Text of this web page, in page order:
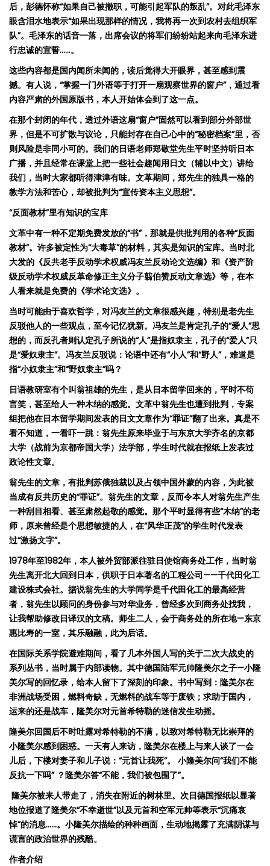
后，彭德怀称“如果自己被撤职，可能引起军队的叛乱”。对此毛泽东
眼含泪水地表示“如果出现那样的情况，我将再一次到农村去组织军
队”。毛泽东的话音一落，出席会议的将军们纷纷站起来向毛泽东进
行忠诚的宣誓……。
这些内容都是国内闻所未闻的，读后觉得大开眼界，甚至感到震
撼。有人说， “掌握一门外语等于打开一扇观察世界的窗户”，通过看
内容严肃的外国原版书，本人开始体会到了这一点。
在那个封闭的年代，透过外语这扇“窗户”固然可以看到部分外部世
界，但是不可扩散与议论，只能封存在自己心中的“秘密档案”里，否
则风险是非同小可的。我们的日语老师郑敬堂先生平时坚持听日本
广播，并且经常在课堂上把一些社会趣闻用日文（辅以中文）讲给
我们，当时大家都听得津津有味。文革期间，郑先生的独具一格的
教学方法和苦心，却被批判为“宣传资本主义思想”。
“反面教材”里有知识的宝库
文革中有一种不定期免费发放的“书”，那就是供批判用的各种“反面
教材”。许多被定性为“大毒草”的材料，其实是知识的宝库。当时北
大发的 《反共老手反动学术权威冯友兰反动论文选编》和《资产阶
级反动学术权威反革命修正主义分子翦伯赞反动文章选》等，在本
人看来就是免费的《学术论文选》。
当时可能由于喜欢哲学，对冯友兰的文章很感兴趣，特别是老先生
反驳他人的一些观点，至今记忆犹新。 冯友兰是肯定孔子的“爱人”思
想的，而反孔者则认定孔子所说的“人”是指奴隶主，孔子的“爱人”只
是“爱奴隶主”。 冯友兰反驳说： 论语中还有“小人”和“野人”，难道是
指“小奴隶主”和“野奴隶主”吗？
日语教研室有个叫翁祖雄的先生，是从日本留学回来的，平时不苟
言笑 ，甚至给人一种木纳的感觉。文革中翁先生也遭到批判，专案
组把他在日本留学期间发表的日文文章作为“罪证”翻了出来。真是不
看不知道，一看吓一跳：翁先生原来毕业于与东京大学齐名的京都
大学（战前为京都帝国大学）法学部 ，学生时代就在报纸上发表过
政论性文章。
翁先生的文章，有批判苏俄独裁以及占领中国外蒙的内容，为此被
当成有反共历史的“罪证”。 翁先生的文章， 反而令本人对翁先生产生
一种刮目相看、甚至肃然起敬的感觉。那个平时显得有些“木纳”的老
师， 原来曾经是个思想敏捷的人，在“风华正茂”的学生时代发表
过“激扬文字”。
1978年至1982年，本人被外贸部派往驻日使馆商务处工作，当时翁
先生离开北大回到日本，供职于日本著名的工程公司——千代田化工
建设株式会社。据说翁先生的大学同学是千代田化工的最高经营
者，翁先生以顾问的身份参与对华业务，曾经多次到商务处找我，
让我帮助修改日译汉的文稿。师生二人，会于商务处的所在地—东京
惠比寿的一室， 其乐融融，此为后话。
在国际关系学院避难期间，看了几本外国人写的关于二次大战史的
系列丛书，当时属于内部读物。 其中德国陆军元帅隆美尔之子—小隆
美尔写的回忆录 ，给本人留下了深刻的印象。书中写到 ： 隆美尔在
非洲战场受困，燃料奇缺，无燃料的战车等于废铁；求助于国内，
运来的还是战车， 隆美尔对元首希特勒的迷信发生动摇。
隆美尔回国后不时吐露对希特勒的不满，以致对希特勒无比崇拜的
小隆美尔感到困惑。一天有人来访，隆美尔在楼上与来人谈了一会
儿后， 下楼对妻子和儿子说： “元首让我死”。 小隆美尔问“我们不能
反抗一下吗” ？隆美尔答“不能，我们被包围了”。
隆美尔被来人带走了，消失在附近的树林里。次日德国报纸以显著
地位报道了隆美尔“不幸逝世”以及元首和空军元帅等表示“沉痛哀
悼”的消息……。 小隆美尔描绘的种种画面，生动地揭露了充满阴谋与
谎言的政治世界的残酷。
作者介绍